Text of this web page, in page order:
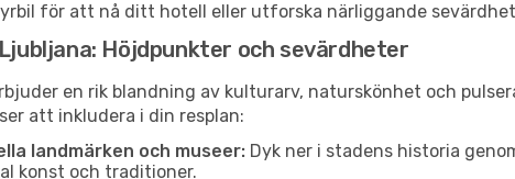
för att nå ditt hotell eller utforska närliggande
Höjdpunkter och sevärdheter
en rik blandning av kulturarv, naturskönhet och
att inkludera i din resplan:
landmärken och museer: Dyk ner i stadens historia
konst och traditioner.